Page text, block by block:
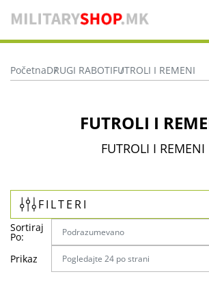
PočetnaDRUGI RABOTIFUTROLI I REMENI
FUTROLI I
FUTROLI I REMENI
FILTERI
Sortiraj
Po:
Prikaz